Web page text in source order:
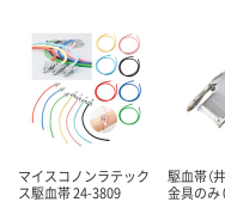
マイスコノンラテック
ス駆血帯 24-3809
駆血帯（
金具のみ